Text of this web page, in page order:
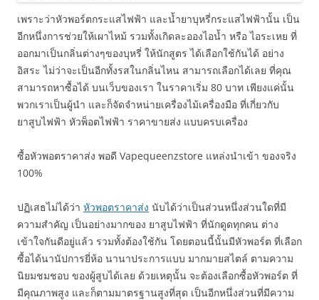
เพราะว่าหัวพอร์ตกระแสไฟฟ้า และน้ำยาบุหรี่กระแสไฟฟ้านั้น เป็น
อีกหนึ่งการช่วยให้เผาไหม้ รวมทั้งเกิดละอองไอน้ำ หรือ ไอระเหย ที่
ออกมาเป็นกลิ่นต่างๆของบุหรี่ ให้นักสูตร ได้เลือกใช้กันได้ อย่าง
อิสระ ไม่ว่าจะเป็นอีกทั้งรสในกลิ่นไหน สามารถเลือกได้เลย ที่คุณ
สามารถหาซื้อได้ บนเว็บของเรา ในราคาเริ่ม 80 บาท เพียงแค่นั้น
พวกเราเป็นผู้นำ และก็จัดจำหน่ายเครื่องไม้เครื่องมือ ที่เกี่ยวกับ
ยาสูบไฟฟ้า หัวพ็อตไฟฟ้า ราคาขายส่ง แบบครบเครื่อง
ซื้อหัวพอตราคาส่ง พอดี Vapequeenzstore แหล่งนำเข้า ของจริง
100%
ปฏิเสธไม่ได้ว่า หัวพอตราคาส่ง นับได้ว่าเป็นส่วนหนึ่งส่วนใดที่มี
ความสำคัญ เป็นอย่างมากของ ยาสูบไฟฟ้า ที่นักดูดทุกคน ต่าง
เข้าใจกันดีอยู่แล้ว รวมทั้งต้องใช้กัน โดยตอนนี้นั้นมีหัวพอร์ต ที่เลือก
ซื้อได้นานัปการยี่ห้อ นานาประการแบบ มากมายสไตล์ ตามความ
นิยมชมชอบ ของผู้สูบได้เลย ด้วยเหตุนั้น จะต้องเลือกซื้อหัวพอร์ต ที่
มีคุณภาพสูง และก็ตามมาตรฐานสูงที่สุด เป็นอีกหนึ่งส่วนที่มีความ